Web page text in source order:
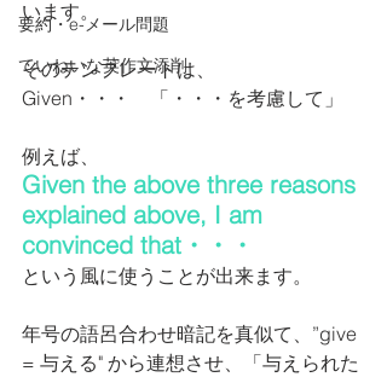
要約・e-メール問題
ていねいな英作文添削
います。
そのテンプレートは、
Given・・・　「・・・を考慮して」
例えば、
Given the above three reasons
explained above, I am
convinced that・・・
という風に使うことが出来ます。
年号の語呂合わせ暗記を真似て、”give
= 与える" から連想させ、「与えられた